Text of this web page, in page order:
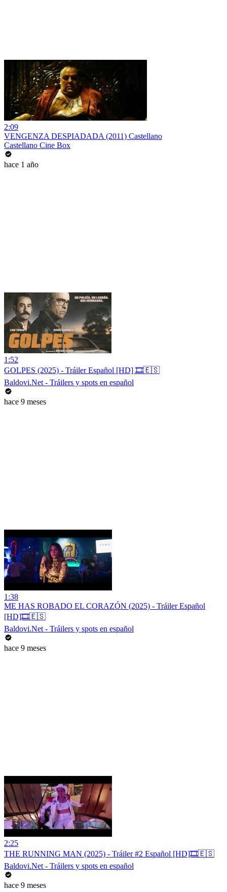
2:09
VENGENZA DESPIADADA (2011) Castellano
Castellano Cine Box
hace 1 año
1:52
GOLPES (2025) - Tráiler Español [HD] 🎞️🇪🇸
Baldovi.Net - Tráilers y spots en español
hace 9 meses
1:38
ME HAS ROBADO EL CORAZÓN (2025) - Tráiler Español
[HD]🎞️🇪🇸
Baldovi.Net - Tráilers y spots en español
hace 9 meses
2:25
THE RUNNING MAN (2025) - Tráiler #2 Español [HD]🎞️🇪🇸
Baldovi.Net - Tráilers y spots en español
hace 9 meses